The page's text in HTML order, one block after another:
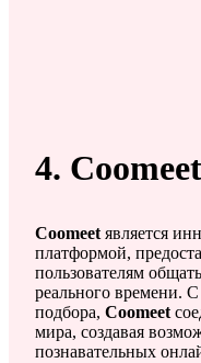
4. Coomeet
Coomeet является
платформой,
пользователям
реального времени.
подбора, Coomeet
мира, создавая
познавательных